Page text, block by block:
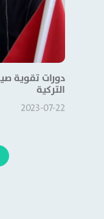
دورات تقوية
التركية
2023-07-22